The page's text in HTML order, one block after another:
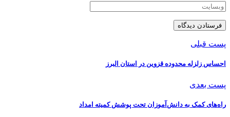
پست قبلی
احساس زلزله محدوده قزوین در استان البرز
پست بعدی
راه‌های کمک به دانش‌آموزان تحت پوشش کمیته امداد